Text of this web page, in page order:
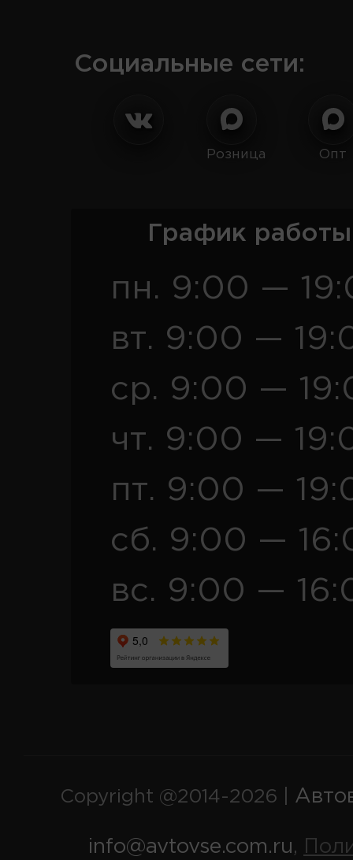
Социальные сети:
Розница Опт
График
пн. 9:00 —
вт. 9:00 —
ср. 9:00 —
чт. 9:00 —
пт. 9:00 —
сб. 9:00 —
вс. 9:00 —
Copyright @2014-2026 |
info@avtovse.com.ru,